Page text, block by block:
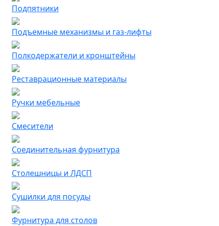
Подпятники
Подъемные механизмы и газ-лифты
Полкодержатели и кронштейны
Реставрационные материалы
Ручки мебельные
Смесители
Соединительная фурнитура
Столешницы и ЛДСП
Сушилки для посуды
Фурнитура для столов